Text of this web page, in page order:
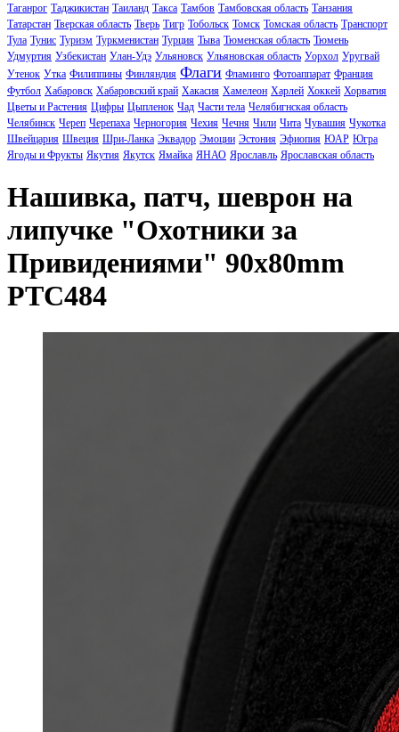
Таганрог Таджикистан Таиланд Такса Тамбов Тамбовская область Танзания
Татарстан Тверская область Тверь Тигр Тобольск Томск Томская область Транспорт
Тула Тунис Туризм Туркменистан Турция Тыва Тюменская область Тюмень
Удмуртия Узбекистан Улан-Удэ Ульяновск Ульяновская область Уорхол Уругвай
Утенок Утка Филиппины Финляндия Флаги Фламинго Фотоаппарат Франция
Футбол Хабаровск Хабаровский край Хакасия Хамелеон Харлей Хоккей Хорватия
Цветы и Растения Цифры Цыпленок Чад Части тела Челябигнская область
Челябинск Череп Черепаха Черногория Чехия Чечня Чили Чита Чувашия Чукотка
Швейцария Швеция Шри-Ланка Эквадор Эмоции Эстония Эфиопия ЮАР Югра
Ягоды и Фрукты Якутия Якутск Ямайка ЯНАО Ярославль Ярославская область
Нашивка, патч, шеврон на
липучке "Охотники за
Привидениями" 90x80mm
PTC484